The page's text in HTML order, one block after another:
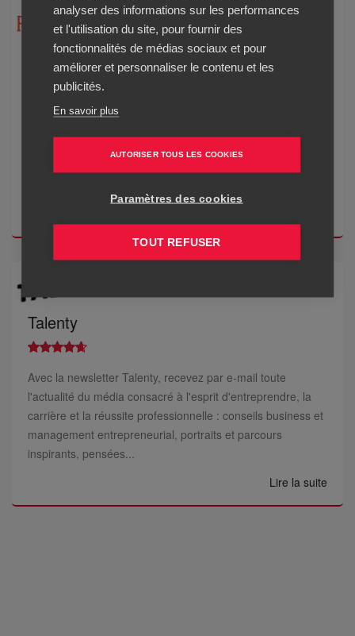
Business O Féminin
Avec la newsletter Business O Féminin, recevez par e-mail
Talenty
Avec la newsletter Talenty, recevez par e-mail toute
l'actualité du média consacré à l'esprit d'entreprendre, la
carrière et la réussite professionnelle : conseils business et
management entrepreneurial, portraits et parcours
inspirants, pensées...
Lire la suite
analyser des informations sur les performances
et l'utilisation du site, pour fournir des
fonctionnalités de médias sociaux et pour
améliorer et personnaliser le contenu et les
publicités.
En savoir plus
AUTORISER TOUS LES COOKIES
Paramètres des cookies
TOUT REFUSER